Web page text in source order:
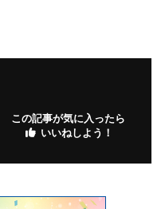
この記事が気に入ったら
いいねしよう！